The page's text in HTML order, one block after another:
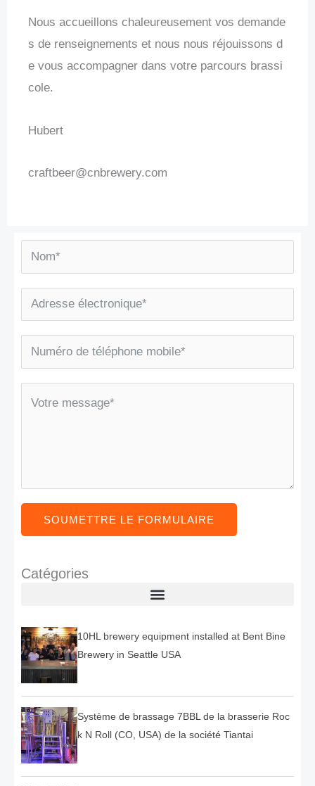
Nous accueillons chaleureusement vos demande
s de renseignements et nous nous réjouissons d
e vous accompagner dans votre parcours brassi
cole.
Hubert
craftbeer@cnbrewery.com
SOUMETTRE LE FORMULAIRE
Catégories
10HL brewery equipment installed at Bent Bine
Brewery in Seattle USA
Système de brassage 7BBL de la brasserie Roc
k N Roll (CO, USA) de la société Tiantai